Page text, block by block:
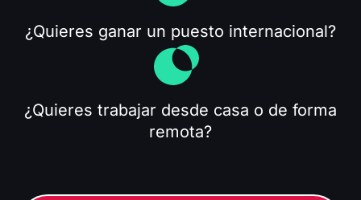
¿Quieres ganar un puesto internacional?
¿Quieres trabajar desde casa o de forma
remota?